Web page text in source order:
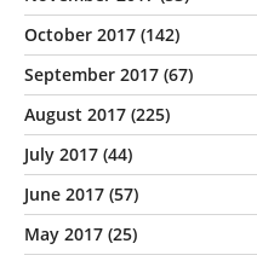
October 2017 (142)
September 2017 (67)
August 2017 (225)
July 2017 (44)
June 2017 (57)
May 2017 (25)